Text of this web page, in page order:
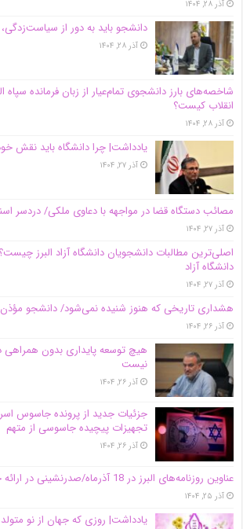
آذر ۲۸, ۱۴۰۴
دانشجو باید به دور از
آذر ۲۸, ۱۴۰۴
شاخصه‌های بارز دانشجوی تمام‌عیار از زبان فرمانده سپاه
انقلاب کیست؟
آذر ۲۸, ۱۴۰۴
یادداشت| چرا دانشگاه باید نقش خود
آذر ۲۷, ۱۴۰۴
مصائب دستگاه قضا در مواجهه با دعاوی ملکی/ دردسر
آذر ۲۷, ۱۴۰۴
اصلی‌ترین مطالبات دانشجویان دانشگاه آزاد البرز
دانشگاه آز‌اد
آذر ۲۷, ۱۴۰۴
هشداری تاریخی که هنوز شنیده نمی‌شود/ دانشجو مؤذن
آذر ۲۶, ۱۴۰۴
هیچ توسعه پایداری بدون
نیست
آذر ۲۶, ۱۴۰۴
جزئیات جدید از پرونده جاسوس
تجهیزات پیچیده جاسوسی از متهم
آذر ۲۶, ۱۴۰۴
عناوین روزنامه‌های البرز در ‌18 آذرماه/صدرنشینی در ارائه خدمات زایمان بی‌درد
آذر ۲۵, ۱۴۰۴
یادداشت| روزی که جهان از نو